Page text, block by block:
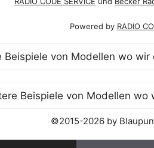
Powered by RADIO
©2015-2026 by